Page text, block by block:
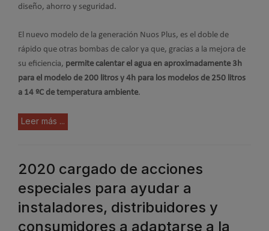
diseño, ahorro y seguridad.
El nuevo modelo de la generación Nuos Plus, es el doble de
rápido que otras bombas de calor ya que, gracias a la mejora de
su eficiencia, permite calentar el agua en aproximadamente 3h
para el modelo de 200 litros y 4h para los modelos de 250 litros
a 14 ºC de temperatura ambiente.
Leer más ...
2020 cargado de acciones
especiales para ayudar a
instaladores, distribuidores y
consumidores a adaptarse a la